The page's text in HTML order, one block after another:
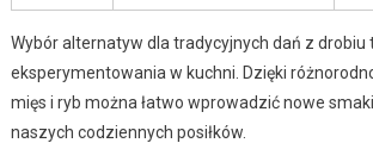
Wybór alternatyw dla tradycyjnych dań z drobiu
eksperymentowania w kuchni. Dzięki
mięs i ryb można łatwo wprowadzić nowe
naszych codziennych posiłków.